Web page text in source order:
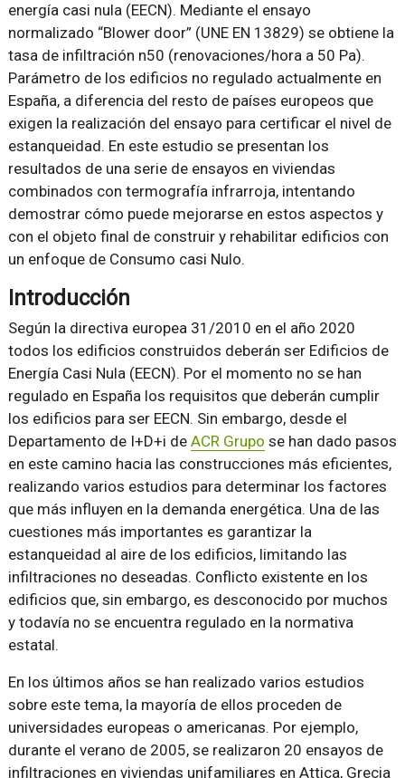
energía casi nula (EECN). Mediante el ensayo
normalizado “Blower door” (UNE EN 13829) se obtiene la
tasa de infiltración n50 (renovaciones/hora a 50 Pa).
Parámetro de los edificios no regulado actualmente en
España, a diferencia del resto de países europeos que
exigen la realización del ensayo para certificar el nivel de
estanqueidad. En este estudio se presentan los
resultados de una serie de ensayos en viviendas
combinados con termografía infrarroja, intentando
demostrar cómo puede mejorarse en estos aspectos y
con el objeto final de construir y rehabilitar edificios con
un enfoque de Consumo casi Nulo.
Introducción
Según la directiva europea 31/2010 en el año 2020
todos los edificios construidos deberán ser Edificios de
Energía Casi Nula (EECN). Por el momento no se han
regulado en España los requisitos que deberán cumplir
los edificios para ser EECN. Sin embargo, desde el
Departamento de I+D+i de ACR Grupo se han dado pasos
en este camino hacia las construcciones más eficientes,
realizando varios estudios para determinar los factores
que más influyen en la demanda energética. Una de las
cuestiones más importantes es garantizar la
estanqueidad al aire de los edificios, limitando las
infiltraciones no deseadas. Conflicto existente en los
edificios que, sin embargo, es desconocido por muchos
y todavía no se encuentra regulado en la normativa
estatal.
En los últimos años se han realizado varios estudios
sobre este tema, la mayoría de ellos proceden de
universidades europeas o americanas. Por ejemplo,
durante el verano de 2005, se realizaron 20 ensayos de
infiltraciones en viviendas unifamiliares en Attica, Grecia